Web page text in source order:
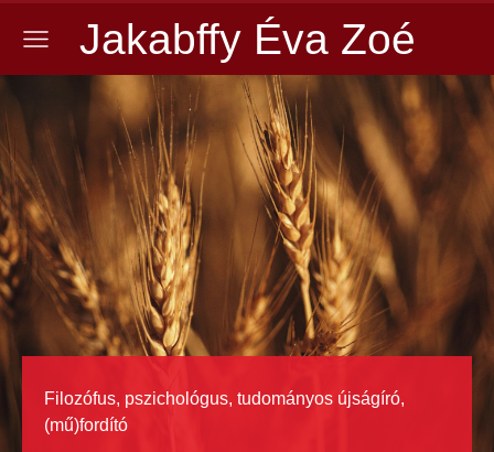
Jakabffy Éva Zoé
Filozófus, pszichológus, tudományos újságíró,
(mű)fordító